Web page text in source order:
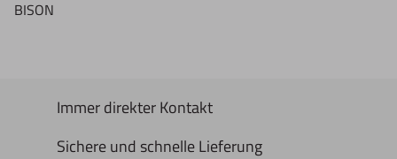
BISON
Immer direkter Kontakt
Sichere und schnelle Lieferung